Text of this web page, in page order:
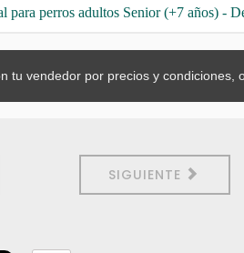
para perros adultos Senior (+7 años) -
tu vendedor por precios y condiciones,
SIGUIENTE